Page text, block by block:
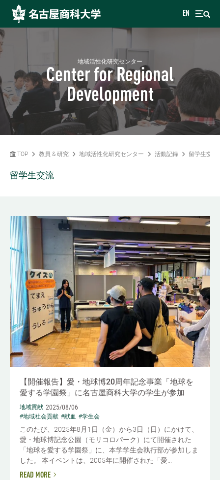
EN
地域活性化研究センター
Center for Regional
Development
TOP 教員 & 研究 地域活性化研究センター 活動記録 留学生交流
留学生交流
【開催報告】愛・地球博20周年記念事業「地球を
愛する学園祭」に名古屋商科大学の学生が参加
地域貢献 2025/08/06
#地域社会貢献 #献血 #学生会
このたび、2025年8月1日（金）から3日（日）にかけて、
愛・地球博記念公園（モリコロパーク）にて開催された
「地球を愛する学園祭」に、本学学生会執行部が参加しま
した。 本イベントは、2005年に開催された「愛...
READ MORE